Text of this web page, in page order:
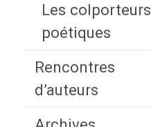
Les colporteurs
poétiques
Rencontres
d’auteurs